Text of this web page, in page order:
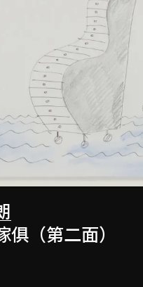
俱（第二面）